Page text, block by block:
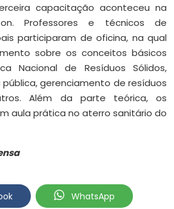
capacitação aconteceu na
Professores e técnicos de
participaram de oficina, na qual
sobre os conceitos básicos
Nacional de Resíduos Sólidos,
gerenciamento de resíduos
Além da parte teórica, os
aula prática no aterro sanitário do
WhatsApp